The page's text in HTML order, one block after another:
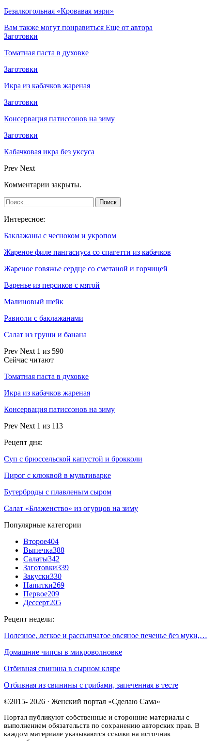
Безалкогольная «Кровавая мэри»
Вам также могут понравиться Еще от автора
Заготовки
Томатная паста в духовке
Заготовки
Икра из кабачков жареная
Заготовки
Консервация патиссонов на зиму
Заготовки
Кабачковая икра без уксуса
Prev Next
Комментарии закрыты.
Интересное:
Баклажаны с чесноком и укропом
Жареное филе пангасиуса со спагетти из кабачков
Жареное говяжье сердце со сметаной и горчицей
Варенье из персиков с мятой
Малиновый шейк
Равиоли с баклажанами
Салат из груши и банана
Prev Next 1 из 590
Сейчас читают
Томатная паста в духовке
Икра из кабачков жареная
Консервация патиссонов на зиму
Prev Next 1 из 113
Рецепт дня:
Суп с брюссельской капустой и брокколи
Пирог с клюквой в мультиварке
Бутерброды с плавленым сыром
Салат «Блаженство» из огурцов на зиму
Популярные категории
Второе404
Выпечка388
Салаты342
Заготовки339
Закуски330
Напитки269
Первое209
Дессерт205
Рецепт недели:
Полезное, легкое и рассыпчатое овсяное печенье без муки,…
Домашние чипсы в микроволновке
Отбивная свинина в сырном кляре
Отбивная из свинины с грибами, запеченная в тесте
©2015- 2026 · Женский портал «Сделаю Сама»
Портал публикуют собственные и сторонние материалы с
выполнением обязательств по сохранению авторских прав. В
каждом материале указываются ссылки на источник